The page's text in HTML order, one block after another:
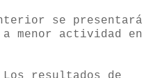
se presentará
menor actividad en